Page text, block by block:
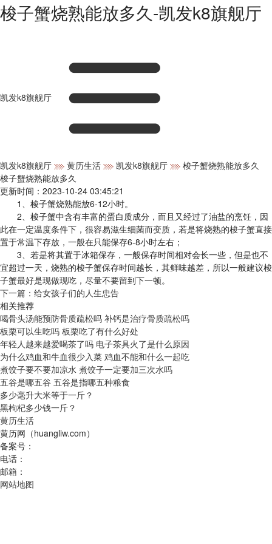
梭子蟹烧熟能放多久-凯发k8旗舰厅
凯发k8旗舰厅
凯发k8旗舰厅 黄历生活 凯发k8旗舰厅
梭子蟹烧熟能放多久
梭子蟹烧熟能放多久
更新时间：2023-10-24 03:45:21
1、梭子蟹烧熟能放6-12小时。
2、梭子蟹中含有丰富的蛋白质成分，而且又经过了油盐的烹饪，因
此在一定温度条件下，很容易滋生细菌而变质，若是将烧熟的梭子蟹直接
置于常温下存放，一般在只能保存6-8小时左右；
3、若是将其置于冰箱保存，一般保存时间相对会长一些，但是也不
宜超过一天，烧熟的梭子蟹保存时间越长，其鲜味越差，所以一般建议梭
子蟹最好是现做现吃，尽量不要留到下一顿。
下一篇： 给女孩子们的人生忠告
相关推荐
喝骨头汤能预防骨质疏松吗 补钙是治疗骨质疏松吗
板栗可以生吃吗 板栗吃了有什么好处
年轻人越来越爱喝茶了吗 电子茶具火了是什么原因
为什么鸡血和牛血很少入菜 鸡血不能和什么一起吃
煮饺子要不要加凉水 煮饺子一定要加三次水吗
五谷是哪五谷 五谷是指哪五种粮食
多少毫升大米等于一斤？
黑枸杞多少钱一斤？
黄历生活
黄历网（huangliw.com）
备案号：
电话：
邮箱：
网站地图